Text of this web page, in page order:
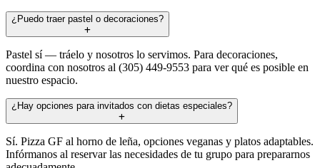
¿Puedo traer pastel o decoraciones?
Pastel sí — tráelo y nosotros lo servimos. Para decoraciones,
coordina con nosotros al (305) 449-9553 para ver qué es posible en
nuestro espacio.
¿Hay opciones para invitados con dietas especiales?
Sí. Pizza GF al horno de leña, opciones veganas y platos adaptables.
Infórmanos al reservar las necesidades de tu grupo para prepararnos